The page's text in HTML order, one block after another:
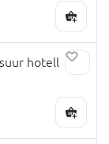
hotell